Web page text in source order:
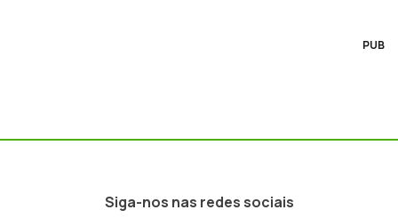
PUB
Siga-nos nas redes sociais